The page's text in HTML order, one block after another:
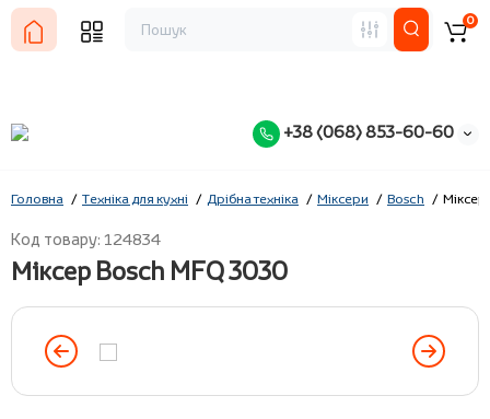
+38 (068) 853-60-60
0
Головна Техніка для кухні Дрібна техніка Міксери Bosch
Код товару: 124834
Міксер Bosch MFQ 3030